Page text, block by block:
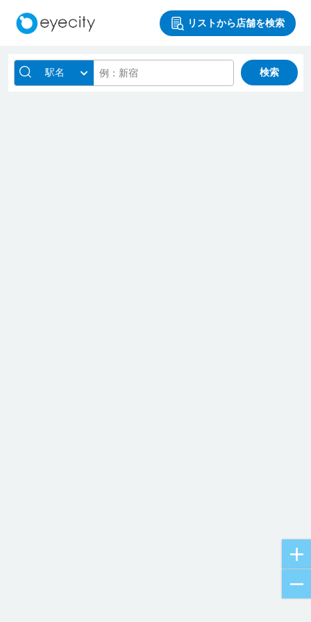
リストから店舗を検索
駅名 検索